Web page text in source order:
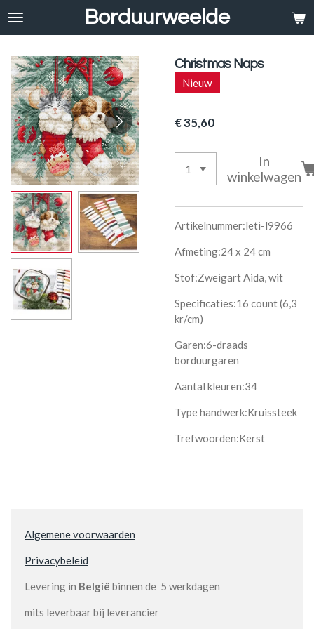
Ga
de
hoofdinhoud
Borduurweelde
Christmas Naps
Nieuw
€ 35,60
In
winkelwagen
Artikelnummer:leti-l9966
Afmeting:24 x 24 cm
Stof:Zweigart Aida, wit
Specificaties:16 count (6,3
kr/cm)
Garen:6-draads
borduurgaren
Aantal kleuren:34
Type handwerk:Kruissteek
Trefwoorden:Kerst
Algemene voorwaarden
Privacybeleid
Levering in België binnen de 5 werkdagen
mits leverbaar bij leverancier